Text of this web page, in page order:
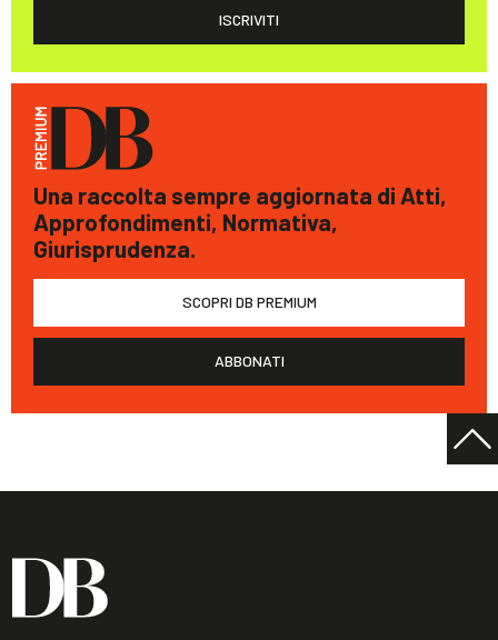
ISCRIVITI
Una raccolta sempre aggiornata di Atti,
Approfondimenti, Normativa,
Giurisprudenza.
SCOPRI DB PREMIUM
ABBONATI